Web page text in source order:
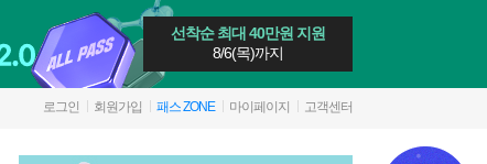
선착순 최대 40만원 지원
8/6(목)까지
로그인 회원가입 패스 ZONE 마이페이지 고객센터